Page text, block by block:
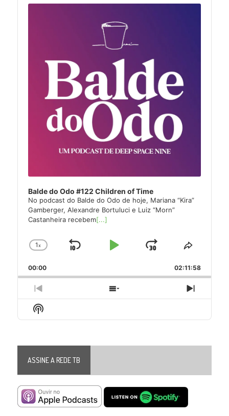
Player
Balde do Odo #122 Children of Time
No podcast do Balde do Odo de hoje, Mariana “Kira”
Gamberger, Alexandre Bortuluci e Luiz “Morn”
Castanheira recebem[...]
Change
Rate
1x
Skip
Play
Jump
Forward
Share
Episode
00:00 02:11:58
Previous
Episode
Show
Episodes
Next
Episode
Show
Podcast
ASSINE A REDE TB